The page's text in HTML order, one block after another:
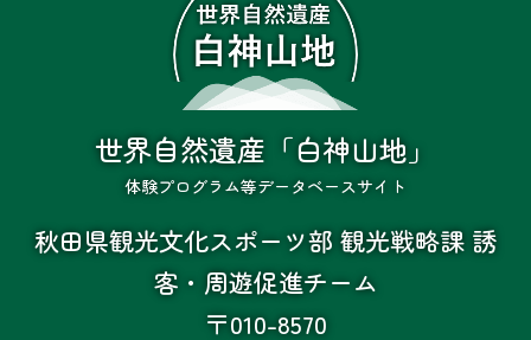
世界自然遺産「白神山地」
体験プログラム等データベースサイト
秋田県観光文化スポーツ部 観光戦略課 誘
客・周遊促進チーム
〒010-8570